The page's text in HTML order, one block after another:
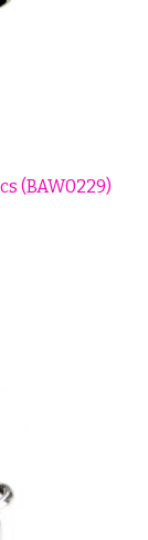
(BAW0229)